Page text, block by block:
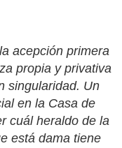
acepción primera
propia y privativa
singularidad. Un
en la Casa de
cuál heraldo de la
está dama tiene